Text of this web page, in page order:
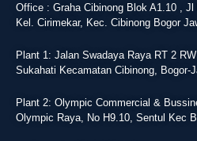
Office : Graha Cibinong Blok A1.10 , Jl
Kel. Cirimekar, Kec. Cibinong Bogor
Plant 1: Jalan Swadaya Raya RT 2
Sukahati Kecamatan Cibinong, Bogor-
Plant 2: Olympic Commercial &
Olympic Raya, No H9.10, Sentul Kec